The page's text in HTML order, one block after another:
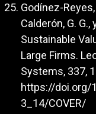
Godínez-
Calderón, G.
Sustainable
Large Firms.
Systems, 337,
https://doi.org/
3_14/COVER/